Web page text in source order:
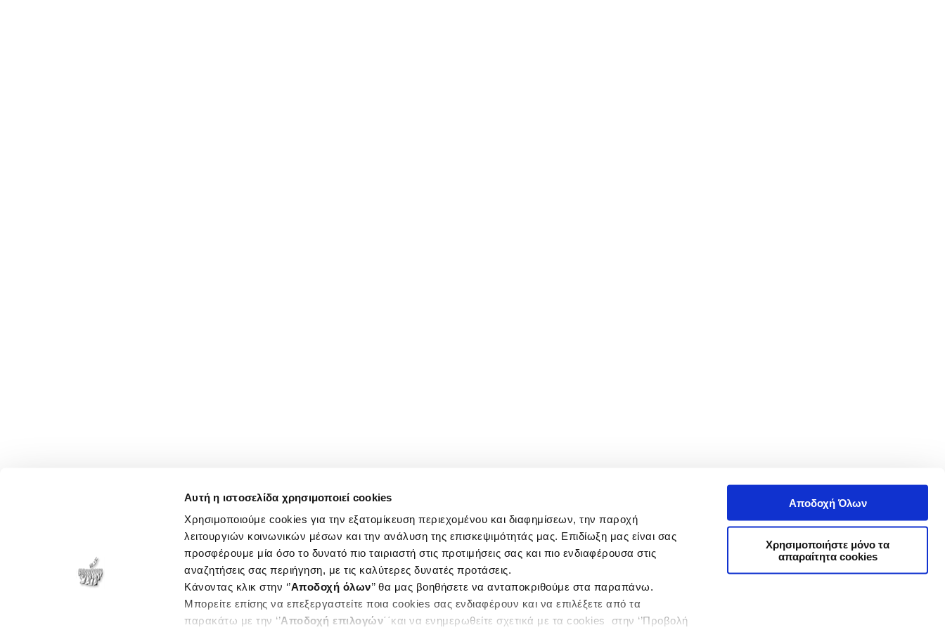
Αυτή η ιστοσελίδα χρησιμοποιεί cookies
Χρησιμοποιούμε cookies για την εξατομίκευση περιεχομένου και διαφημίσεων, την παροχή
λειτουργιών κοινωνικών μέσων και την ανάλυση της επισκεψιμότητάς μας. Επιδίωξη μας είναι σας
προσφέρουμε μία όσο το δυνατό πιο ταιριαστή στις προτιμήσεις σας και πιο ενδιαφέρουσα στις
αναζητήσεις σας περιήγηση, με τις καλύτερες δυνατές προτάσεις.
Κάνοντας κλικ στην ‘’Αποδοχή όλων’’ θα μας βοηθήσετε να ανταποκριθούμε στα παραπάνω.
Μπορείτε επίσης να επεξεργαστείτε ποια cookies σας ενδιαφέρουν και να επιλέξετε από τα
παρακάτω με την ‘’Αποδοχή επιλογών΄΄και να ενημερωθείτε σχετικά με τα cookies στην ‘’Προβολή
Αποδοχή Όλων
Χρησιμοποιήστε μόνο τα
απαραίτητα cookies